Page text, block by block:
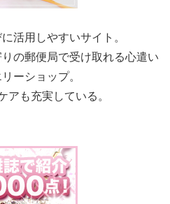
活用しやすいサイト。
の郵便局で受け取れる心遣い
ーショップ。
アも充実している。